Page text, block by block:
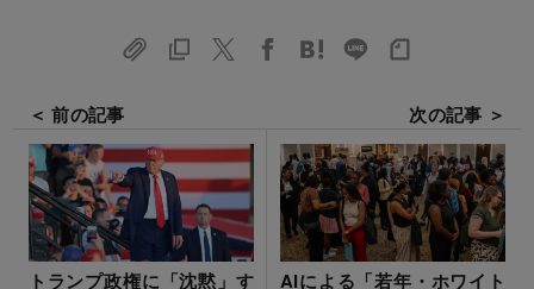
＜ 前の記事
トランプ政権に「沈黙」す
次の記事 ＞
AIによる「若年・ホワイト